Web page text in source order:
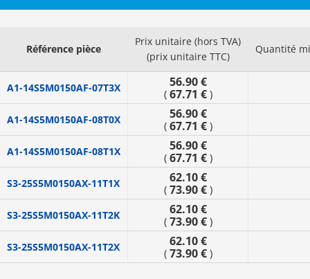
Référence pièce
Prix unitaire (hors TVA)
(prix unitaire TTC)
Quantité
A1-14S5M0150AF-07T3X 56.90 €
( 67.71 €)
A1-14S5M0150AF-08T0X 56.90 €
( 67.71 €)
A1-14S5M0150AF-08T1X 56.90 €
( 67.71 €)
S3-25S5M0150AX-11T1X 62.10 €
( 73.90 €)
S3-25S5M0150AX-11T2K 62.10 €
( 73.90 €)
S3-25S5M0150AX-11T2X 62.10 €
( 73.90 €)